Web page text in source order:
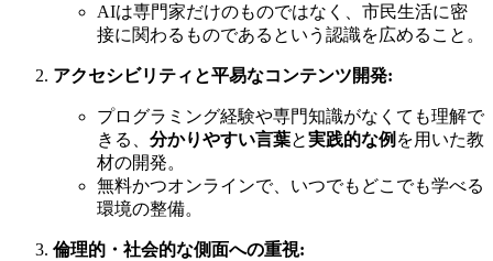
AIは専門家だけのものではなく、市民生活に密
接に関わるものであるという認識を広めること。
アクセシビリティと平易なコンテンツ開発:
プログラミング経験や専門知識がなくても理解で
きる、 分かりやすい言葉と実践的な例 を用いた教
材の開発。
無料かつオンラインで、いつでもどこでも学べる
環境の整備。
倫理的・社会的な側面への重視: